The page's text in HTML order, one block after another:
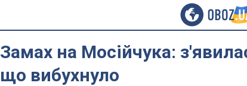
Замах на Мосійчука:
що вибухнуло